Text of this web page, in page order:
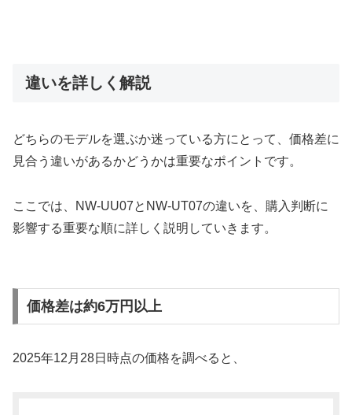
違いを詳しく解説
どちらのモデルを選ぶか迷っている方にとって、価格差に
見合う違いがあるかどうかは重要なポイントです。
ここでは、NW-UU07とNW-UT07の違いを、購入判断に
影響する重要な順に詳しく説明していきます。
価格差は約6万円以上
2025年12月28日時点の価格を調べると、